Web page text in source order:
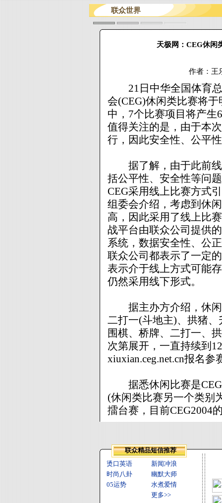
联众世界
天极网：CEG休闲
作者：
21日中华全国体育总
会(CEG)休闲类比赛将
中，7个比赛项目将产生
值得关注的是，由于本
行，因此安全性、公平
据了解，由于此前线
括公平性、安全性等问
CEG采用线上比赛方式
组委会介绍，考虑到休
高，因此采用了线上比
战平台由联众公司提供
系统，数据安全性、公
联众公司都表示了一定
表示介于线上方式可能
仍然采用线下形式。
据主办方介绍，休闲
二打一(斗地主)、拱猪
围棋、桥牌、二打一、
次第展开，一直持续到
xiuxian.ceg.net.cn报名参
据悉休闲比赛是
(休闲类比赛另一个类别
擂台赛，目前CEG2004
联众精品短信推荐
烫口英语
新闻冲浪
时尚八卦
幽默大师
05运势
水煮爱情
更多>>